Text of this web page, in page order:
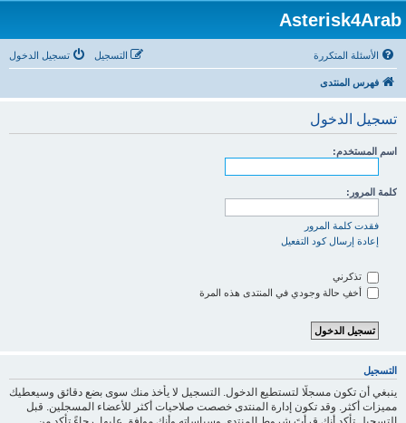
Asterisk4Arab
الأسئلة المتكررة تسجيل الدخول التسجيل
فهرس المنتدى
تسجيل الدخول
اسم المستخدم:
كلمة المرور:
فقدت كلمة المرور
إعادة إرسال كود التفعيل
تذكرني
أخفِ حالة وجودي في المنتدى هذه المرة
التسجيل
ينبغي أن تكون مسجلًا لتستطيع الدخول. التسجيل لا يأخذ منك سوى بضع دقائق وسيعطيك
مميزات أكثر. وقد تكون إدارة المنتدى خصصت صلاحيات أكثر للأعضاء المسجلين. قبل